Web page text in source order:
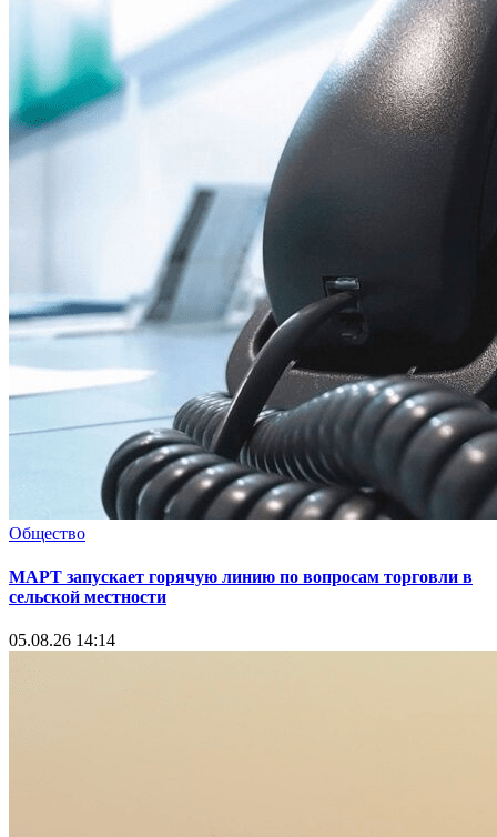
Общество
МАРТ запускает горячую линию по вопросам торговли в
сельской местности
05.08.26 14:14